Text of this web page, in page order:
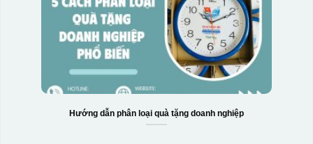
Hộp xi 6 bát cơm
Hướng dẫn phân loại quà tặng doanh nghiệp